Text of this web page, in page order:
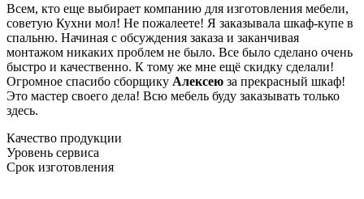
Всем, кто еще выбирает компанию для изготовления мебели,
советую Кухни мол! Не пожалеете! Я заказывала шкаф-купе в
спальню. Начиная с обсуждения заказа и заканчивая
монтажом никаких проблем не было. Все было сделано очень
быстро и качественно. К тому же мне ещё скидку сделали!
Огромное спасибо сборщику Алексею за прекрасный шкаф!
Это мастер своего дела! Всю мебель буду заказывать только
здесь.
Качество продукции
Уровень сервиса
Срок изготовления